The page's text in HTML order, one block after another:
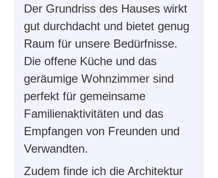
Der Grundriss des Hauses wirkt
gut durchdacht und bietet genug
Raum für unsere Bedürfnisse.
Die offene Küche und das
geräumige Wohnzimmer sind
perfekt für gemeinsame
Familienaktivitäten und das
Empfangen von Freunden und
Verwandten.
Zudem finde ich die Architektur